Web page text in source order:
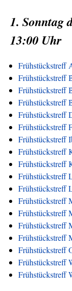
1. Sonntag
13:00 Uhr
Frühstückstreff
Frühstückstreff
Frühstückstreff
Frühstückstreff
Frühstückstreff
Frühstückstreff
Frühstückstreff
Frühstückstreff
Frühstückstreff
Frühstückstreff
Frühstückstreff
Frühstückstreff
Frühstückstreff
Frühstückstreff
Frühstückstreff
Frühstückstreff
Frühstückstreff
Frühstückstreff